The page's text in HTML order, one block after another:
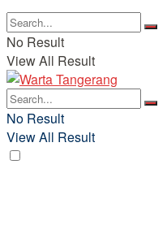
No Result
View All Result
No Result
View All Result